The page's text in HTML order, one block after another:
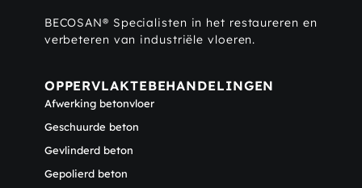
BECOSAN® Specialisten in het restaureren en
verbeteren van industriële vloeren.
OPPERVLAKTEBEHANDELINGEN
Afwerking betonvloer
Geschuurde beton
Gevlinderd beton
Gepolierd beton